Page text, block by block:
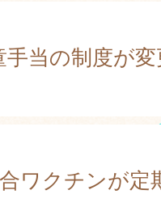
当の制度が変
ワクチンが定